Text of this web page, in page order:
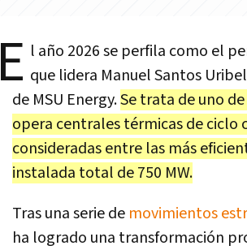
E l año 2026 se perfila como el
que lidera Manuel Santos
de MSU Energy.Se trata de uno
opera centrales térmicas de ciclo
consideradas entre las más
instalada total de 750 MW.
Tras una serie de movimientos
ha logrado una transformación